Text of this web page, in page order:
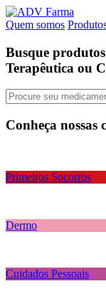
Quem somos
Busque
Terapêutica ou
Conheça nossas
Primeiros Socorros
Dermo
Cuidados Pessoais